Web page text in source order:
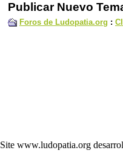
Publicar Nuevo
Foros de Ludopatia.org :
Site www.ludopatia.org